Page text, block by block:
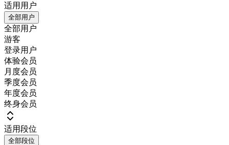
适用用户
全部用户
全部用户
游客
登录用户
体验会员
月度会员
季度会员
年度会员
终身会员
适用段位
全部段位